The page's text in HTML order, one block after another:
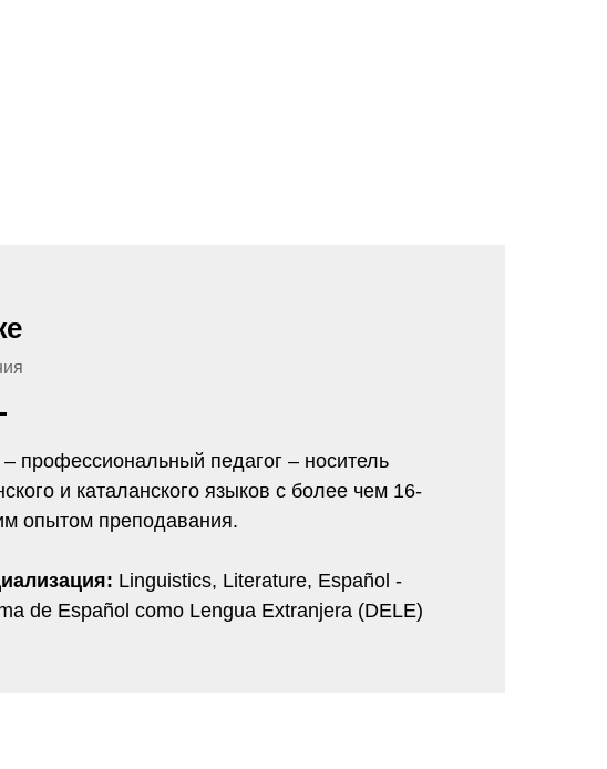
профессиональный педагог – носитель
и каталанского языков с более чем 16-
опытом преподавания.
Linguistics, Literature, Español -
de Español como Lengua Extranjera (DELE)